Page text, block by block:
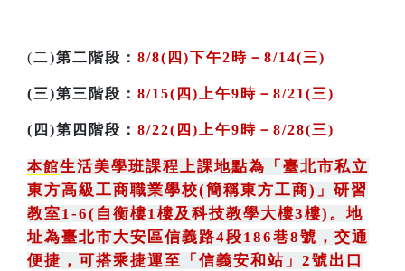
(二)第二階段： 8/8( 四 )下 午2時－8/14(三)
(三)第三階段： 8/15( 四)上午9時－8/21(三)
(四)第四階段： 8/22(四 )上午9時－8/28(三)
本館生活美學班課程上課地點為 「 臺北市私立
東方高級工商職業學校(簡稱東方工商) 」 研習
教室1-6(自衡樓1樓及科技教學大樓3樓)。地
址為臺北市大安區信義路4段186巷8號 ， 交通
便捷，可搭乘捷運至「信義安和站」2號出口